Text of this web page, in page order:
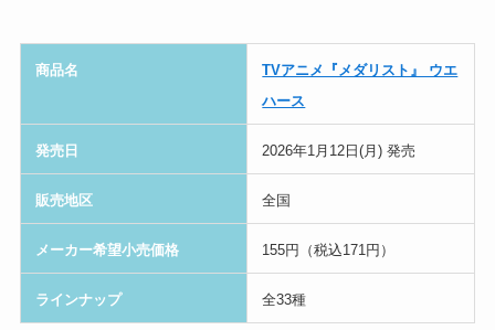
商品名
TVアニメ『メダリスト』 ウエ
ハース
発売日 2026年1月12日(月) 発売
販売地区 全国
メーカー希望小売価格 155円（税込171円）
ラインナップ 全33種